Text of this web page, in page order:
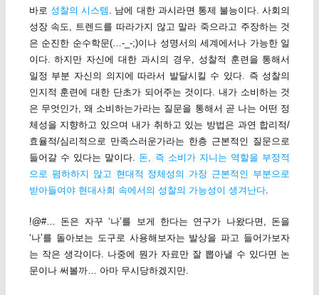
바로 성찰의 시스템
. 남에 대한 과시라면 통제 불능이다. 사회의
성장 속도, 트렌드를 따라가지 않고 말라 죽으라고 주장하는 것
은 순진한 순수학문(…-_-;)이나 성명서의 세계에서나 가능한 일
이다. 하지만 자신에 대한 과시의 경우, 성찰적 훈련을 통해서
일정 부분 자신의 의지에 따라서 발달시킬 수 있다. 즉 성찰의
인지적 훈련에 대한 단초가 되어주는 것이다. 내가 소비하는 것
은 무엇인가, 왜 소비하는가라는 질문을 통해서 곧 나는 어떤 정
체성을 지향하고 있으며 내가 취하고 있는 방법은 과연 합리적/
효율적/심리적으로 만족스러운가라는 한층 근본적인 질문으로
들어갈 수 있다는 말이다. 돈, 즉 소비가 지니는 역할을 부정적
으로 폄하하지 않고 현대적 정체성의 가장 근본적인 부분으로
받아들여야 현대사회 속에서의 성찰의 가능성이 생겨난다.
!@#… 돈은 자꾸 ‘나’를 보게 한다는 연구가 나왔다면, 돈을
‘나’를 돌아보는 도구로 사용해보자는 발상을 파고 들어가보자
는 작은 생각이다. 나중에 뭔가 자료만 잘 뽑아낼 수 있다면 논
문이나 써볼까… 아마 무시당하겠지만.